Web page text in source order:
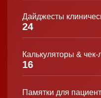
Дайджесты
24
Калькуляторы & чек-
16
Памятки для